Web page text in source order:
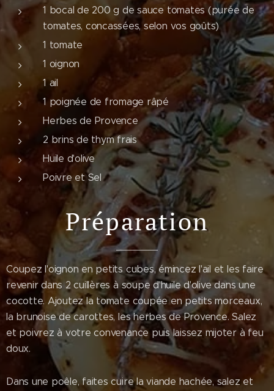
1 bocal de 200 g de sauce tomates (purée de
tomates, concassées, selon vos goûts)
1 tomate
1 oignon
1 ail
1 poignée de fromage râpé
Herbes de Provence
2 brins de thym frais
Huile d'olive
Poivre et Sel
Préparation
Coupez l'oignon en petits cubes, émincez l'ail et les faire
revenir dans 2 cuillères à soupe d'huile d'olive dans une
cocotte. Ajoutez la tomate coupée en petits morceaux,
la brunoise de carottes, les herbes de Provence. Salez
et poivrez à votre convenance puis laissez mijoter à feu
doux.
Dans une poêle, faites cuire la viande hachée, salez et